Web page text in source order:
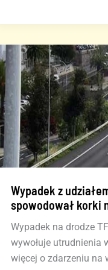
hotelowych
Teneryfie
uruchamia
pilotażowy
projekt
transportu
zbiorowego
dla
pracowników
Adeje
Wypadek z
spowodował korki
Wypadek na drodze
wywołuje utrudnienia
więcej o zdarzeniu na